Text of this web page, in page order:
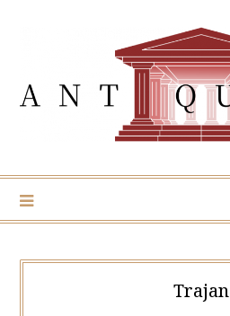
Trajan